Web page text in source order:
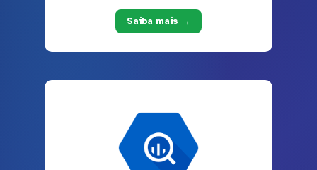
Saiba mais →